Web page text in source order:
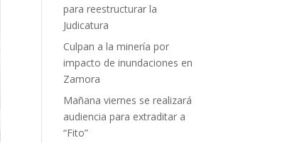
para reestructurar la
Judicatura
Culpan a la minería por
impacto de inundaciones en
Zamora
Mañana viernes se realizará
audiencia para extraditar a
“Fito”